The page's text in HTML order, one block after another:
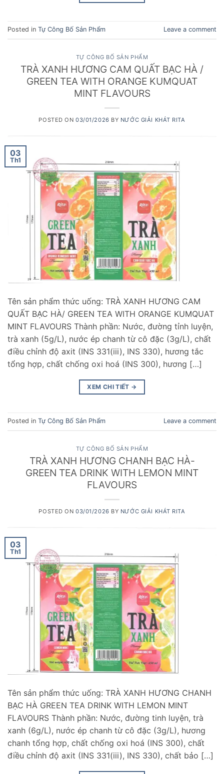
Posted in Tự Công Bố Sản Phẩm Leave a comment
TỰ CÔNG BỐ SẢN PHẨM
TRÀ XANH HƯƠNG CAM QUẤT BẠC HÀ /
GREEN TEA WITH ORANGE KUMQUAT
MINT FLAVOURS
POSTED ON03/01/2026 BY NƯỚC GIẢI KHÁT RITA
03
Th1
Tên sản phẩm thức uống: TRÀ XANH HƯƠNG CAM
QUẤT BẠC HÀ/ GREEN TEA WITH ORANGE KUMQUAT
MINT FLAVOURS Thành phần: Nước, đường tỉnh luyện,
trà xanh (5g/L), nước ép chanh từ cô đặc (3g/L), chất
điều chỉnh độ axit (INS 331(iii), INS 330), hương tắc
tổng hợp, chất chống oxi hoá (INS 300), hương […]
XEM CHI TIẾT →
Posted in Tự Công Bố Sản Phẩm Leave a comment
TỰ CÔNG BỐ SẢN PHẨM
TRÀ XANH HƯƠNG CHANH BẠC HÀ-
GREEN TEA DRINK WITH LEMON MINT
FLAVOURS
POSTED ON03/01/2026 BY NƯỚC GIẢI KHÁT RITA
03
Th1
Tên sản phẩm thức uống: TRÀ XANH HƯƠNG CHANH
BẠC HÀ GREEN TEA DRINK WITH LEMON MINT
FLAVOURS Thành phần: Nước, đường tinh luyện, trà
xanh (6g/L), nước ép chanh từ cô đặc (3g/L), hương
chanh tổng hợp, chất chống oxi hoá (INS 300), chất
điều chỉnh độ axit (INS 331(iii), INS 330), chất bảo […]